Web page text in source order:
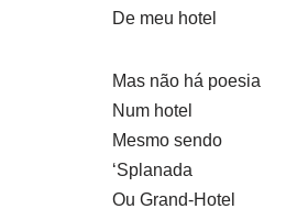
De meu hotel
Mas não há poesia
Num hotel
Mesmo sendo
‘Splanada
Ou Grand-Hotel